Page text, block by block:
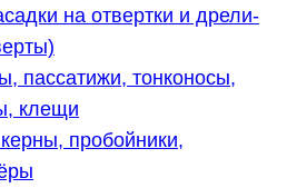
на отвертки и дрели-
пассатижи, тонконосы,
клещи
пробойники,